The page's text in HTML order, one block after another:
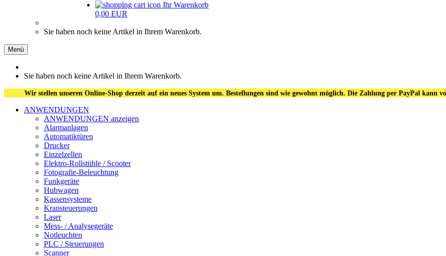
Ihr Warenkorb
0,00 EUR
Sie haben noch keine Artikel in Ihrem Warenkorb.
Menü
Sie haben noch keine Artikel in Ihrem Warenkorb.
Wir stellen unseren Online-Shop derzeit auf ein neues System um. Bestellungen sind wie gewohnt möglich. Die Zahlung per PayPal kann
ANWENDUNGEN
ANWENDUNGEN anzeigen
Alarmanlagen
Automatiktüren
Drucker
Einzelzellen
Elektro-Rollstühle / Scooter
Fotografie-Beleuchtung
Funkgeräte
Hubwagen
Kassensysteme
Kransteuerungen
Laser
Mess- / Analysegeräte
Notleuchten
PLC / Steuerungen
Scanner